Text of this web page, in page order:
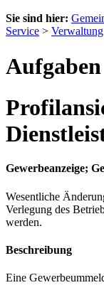
Sie sind hier:
Service > Verwaltung
Aufgaben
Gewerbeanzeige;
Wesentliche
Verlegung des
werden.
Beschreibung
Eine